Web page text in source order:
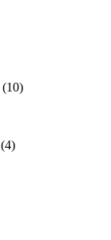
(10)
(4)